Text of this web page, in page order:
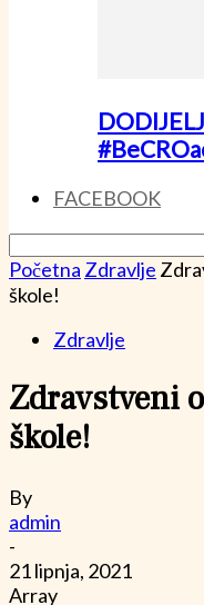
FACEBOOK
Početna Zdravlje
škole!
Zdravlje
Zdravstveni
škole!
By
admin
-
21 lipnja, 2021
Array